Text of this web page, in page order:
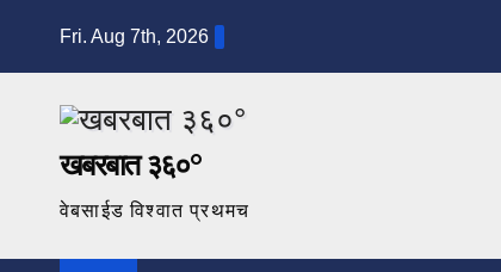
Fri. Aug 7th, 2026
खबरबात ३६०°
वेबसाईड विश्वात प्रथमच